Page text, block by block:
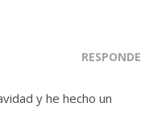
y he hecho un